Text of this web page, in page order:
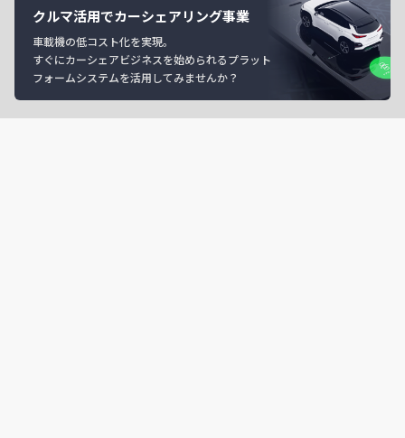
クルマ活用でカーシェアリング事業
車載機の低コスト化を実現。
すぐにカーシェアビジネスを始められるプラット
フォームシステムを活用してみませんか？